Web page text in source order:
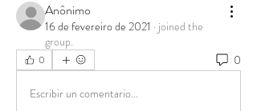
Anônimo
16 de fevereiro de 2021 · joined the
group.
0 0
Escribir un comentario...